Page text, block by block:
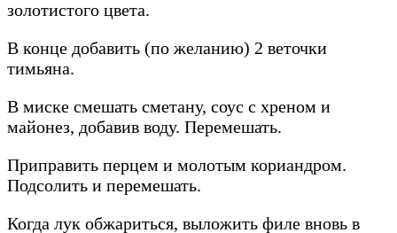
золотистого цвета.
В конце добавить (по желанию) 2 веточки
тимьяна.
В миске смешать сметану, соус с хреном и
майонез, добавив воду. Перемешать.
Приправить перцем и молотым кориандром.
Подсолить и перемешать.
Когда лук обжариться, выложить филе вновь в